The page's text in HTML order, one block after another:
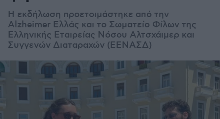
Η εκδήλωση προετοιμάστηκε από την
Alzheimer Ελλάς και το Σωματείο Φίλων της
Ελληνικής Εταιρείας Νόσου Αλτσχάιμερ και
Συγγενών Διαταραχών (ΕΕΝΑΣΔ)